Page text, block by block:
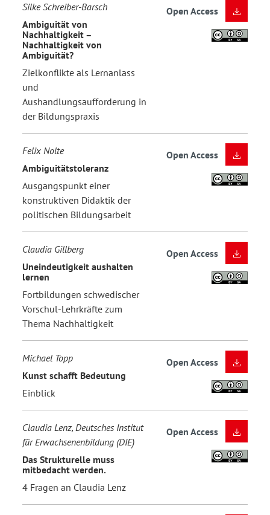
Silke Schreiber-Barsch
Ambiguität von
Nachhaltigkeit –
Nachhaltigkeit von
Ambiguität?
Zielkonflikte als Lernanlass
und
Aushandlungsaufforderung in
der Bildungspraxis
Open Access
Felix Nolte
Ambiguitätstoleranz
Ausgangspunkt einer
konstruktiven Didaktik der
politischen Bildungsarbeit
Open Access
Claudia Gillberg
Uneindeutigkeit aushalten
lernen
Fortbildungen schwedischer
Vorschul-Lehrkräfte zum
Thema Nachhaltigkeit
Open Access
Michael Topp
Kunst schafft Bedeutung
Einblick
Open Access
Claudia Lenz, Deutsches Institut
für Erwachsenenbildung (DIE)
Das Strukturelle muss
mitbedacht werden.
4 Fragen an Claudia Lenz
Open Access